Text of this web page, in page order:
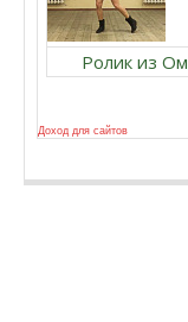
Ролик из
Доход для сайтов